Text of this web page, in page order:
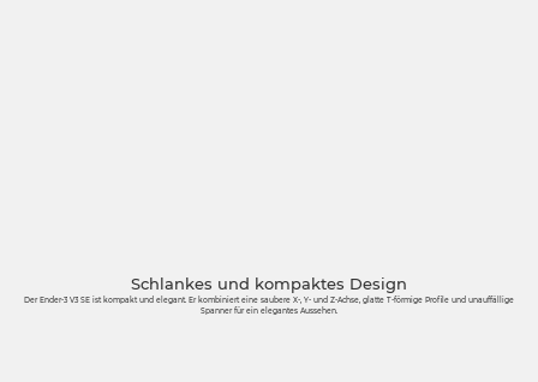
Schlankes und kompaktes Design
Der Ender-3 V3 SE ist kompakt und elegant. Er kombiniert eine saubere X-, Y- und Z-Achse, glatte T-förmige Profile und unauffällige
Spanner für ein elegantes Aussehen.